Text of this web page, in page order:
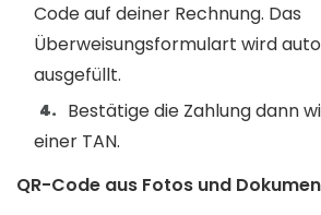
Code auf deiner Rechnung. Das
Überweisungsformulart wird
ausgefüllt.
Bestätige die Zahlung dann
einer TAN.
QR-Code aus Fotos und